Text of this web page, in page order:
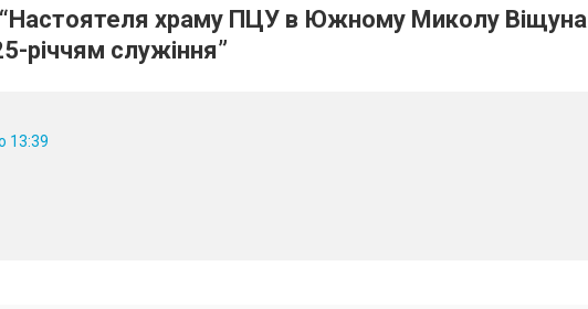
Настоятеля храму ПЦУ в Южному Миколу Віщуна
річчям служіння”
13:39